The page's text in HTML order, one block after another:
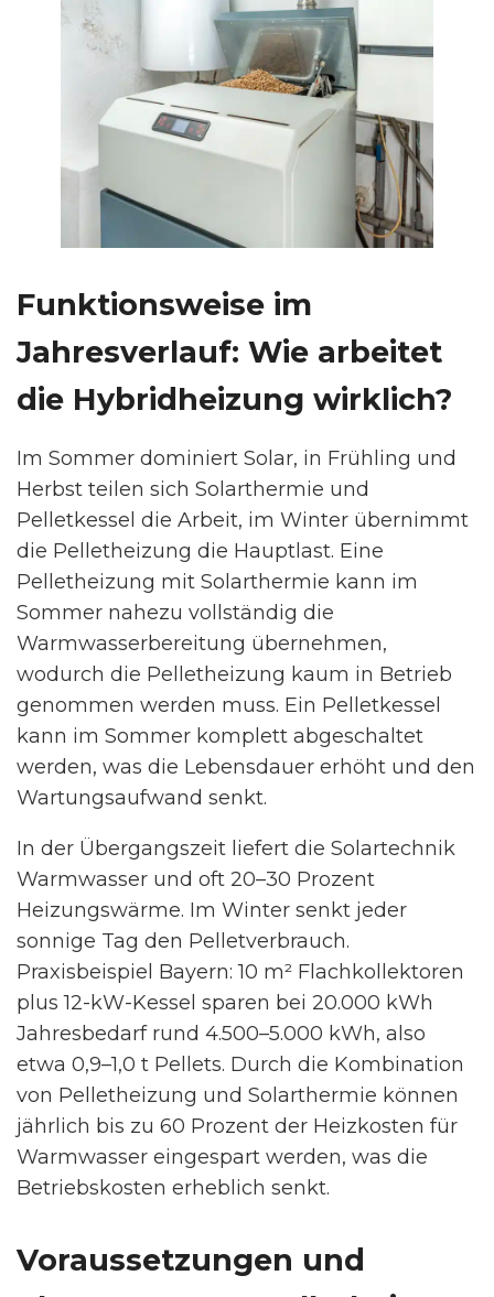
Funktionsweise im
Jahresverlauf: Wie arbeitet
die Hybridheizung wirklich?
Im Sommer dominiert Solar, in Frühling und
Herbst teilen sich Solarthermie und
Pelletkessel die Arbeit, im Winter übernimmt
die Pelletheizung die Hauptlast. Eine
Pelletheizung mit Solarthermie kann im
Sommer nahezu vollständig die
Warmwasserbereitung übernehmen,
wodurch die Pelletheizung kaum in Betrieb
genommen werden muss. Ein Pelletkessel
kann im Sommer komplett abgeschaltet
werden, was die Lebensdauer erhöht und den
Wartungsaufwand senkt.
In der Übergangszeit liefert die Solartechnik
Warmwasser und oft 20–30 Prozent
Heizungswärme. Im Winter senkt jeder
sonnige Tag den Pelletverbrauch.
Praxisbeispiel Bayern: 10 m² Flachkollektoren
plus 12-kW-Kessel sparen bei 20.000 kWh
Jahresbedarf rund 4.500–5.000 kWh, also
etwa 0,9–1,0 t Pellets. Durch die Kombination
von Pelletheizung und Solarthermie können
jährlich bis zu 60 Prozent der Heizkosten für
Warmwasser eingespart werden, was die
Betriebskosten erheblich senkt.
Voraussetzungen und